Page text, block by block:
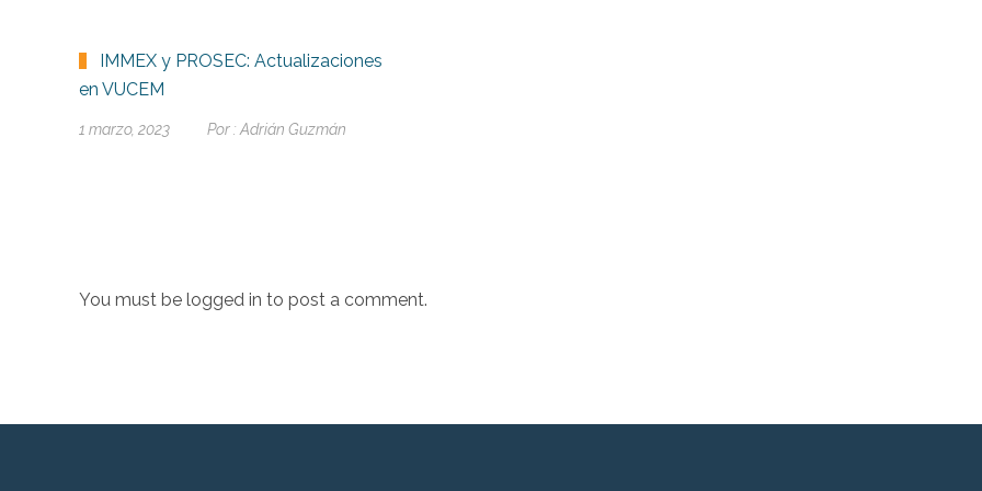
IMMEX y PROSEC: Actualizaciones
en VUCEM
1 marzo, 2023 Por : Adrián Guzmán
You must be logged in to post a comment.